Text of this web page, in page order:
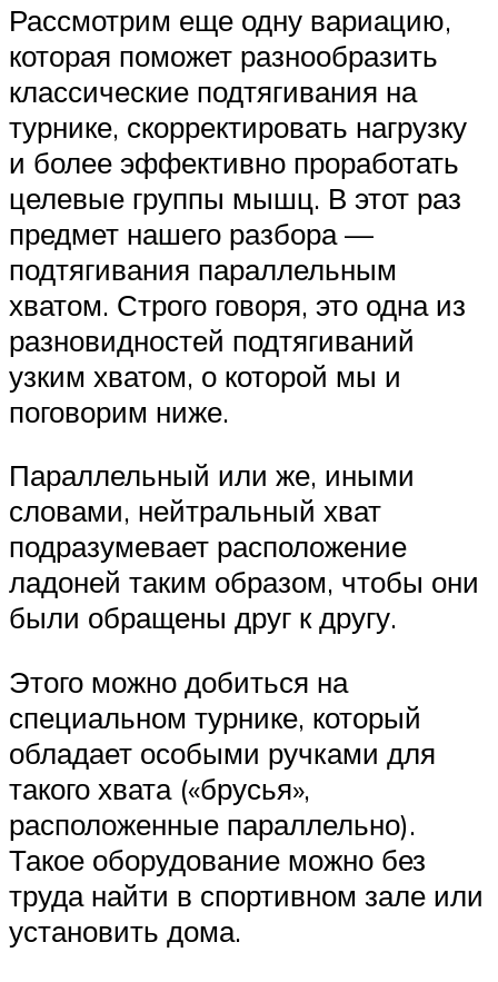
Рассмотрим еще одну вариацию,
которая поможет разнообразить
классические подтягивания на
турнике, скорректировать нагрузку
и более эффективно проработать
целевые группы мышц. В этот раз
предмет нашего разбора —
подтягивания параллельным
хватом. Строго говоря, это одна из
разновидностей подтягиваний
узким хватом, о которой мы и
поговорим ниже.
Параллельный или же, иными
словами, нейтральный хват
подразумевает расположение
ладоней таким образом, чтобы они
были обращены друг к другу.
Этого можно добиться на
специальном турнике, который
обладает особыми ручками для
такого хвата («брусья»,
расположенные параллельно).
Такое оборудование можно без
труда найти в спортивном зале или
установить дома.